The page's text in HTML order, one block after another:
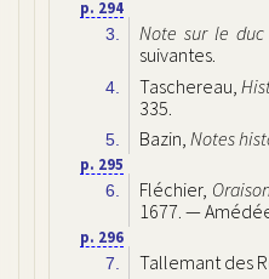
p. 294
3. Note sur le
suivantes.
4. Taschereau,
335.
5. Bazin, Notes
p. 295
6. Fléchier,
1677. —
p. 296
7. Tallemant des